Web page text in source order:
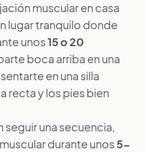
muscular en casa
lugar tranquilo donde
unos15 o 20
boca arriba en una
en una silla
recta y los pies bien
seguir una secuencia,
durante unos 5-